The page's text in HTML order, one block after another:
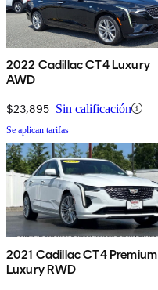
2022 Cadillac CT4 Luxury
AWD
$23,895 Sin calificación
Se aplican tarifas
2021 Cadillac CT4 Premium
Luxury RWD